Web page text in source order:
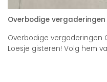
Overbodige vergaderingen
Overbodige vergaderingen
Loesje gisteren! Volg hem